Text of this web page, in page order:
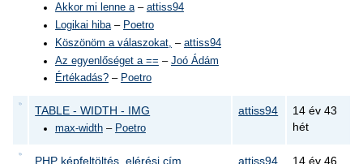
Akkor mi lenne a– attiss94
Logikai hiba– Poetro
Köszönöm a válaszokat, – attiss94
Az egyenlőséget a == – Joó Ádám
Értékadás?– Poetro
TABLE - WIDTH - IMG
max-width– Poetro
attiss94
14 év 43
hét
PHP képfeltöltés, elérési cím
attiss94
14 év 46